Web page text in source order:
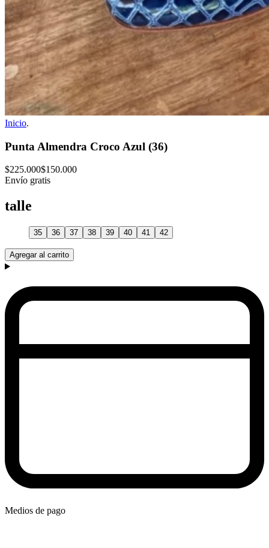
Inicio.
Punta Almendra Croco Azul (36)
$225.000$150.000
Envío gratis
talle
35 36 37 38 39 40 41 42
Agregar al carrito
Medios de pago